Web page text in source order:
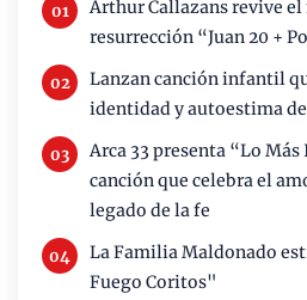
Arthur Callazans revive el
resurrección “Juan 20 +
Lanzan canción infantil
identidad y autoestima
Arca 33 presenta “Lo
canción que celebra el
legado de la fe
La Familia Maldonado
Fuego Coritos"